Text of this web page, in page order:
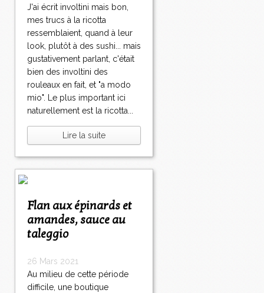
J'ai écrit involtini mais bon,
mes trucs à la ricotta
ressemblaient, quand à leur
look, plutôt à des sushi... mais
gustativement parlant, c'était
bien des involtini des
rouleaux en fait, et "a modo
mio". Le plus important ici
naturellement est la ricotta...
Lire la suite
Flan aux épinards et
amandes, sauce au
taleggio
26 Mars 2021
Au milieu de cette période
difficile, une boutique